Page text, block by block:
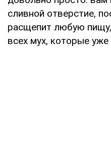
сливной отверстие,
расщепит любую
всех мух, которые уже